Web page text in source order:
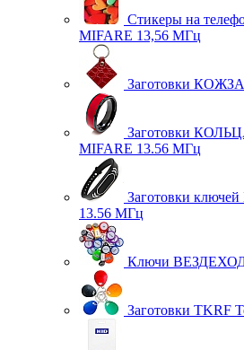
Стикеры на
MIFARE 13,56 МГц
Заготовки
Заготовки
MIFARE 13.56 МГц
Заготовки
13.56 МГц
Ключи
Заготовки TKRF